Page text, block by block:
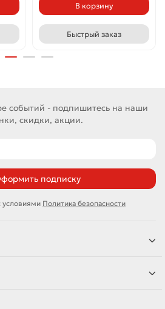
В корзину
Быстрый заказ
событий - подпишитесь на наши
скидки, акции.
подписку
условиями Политика безопасности